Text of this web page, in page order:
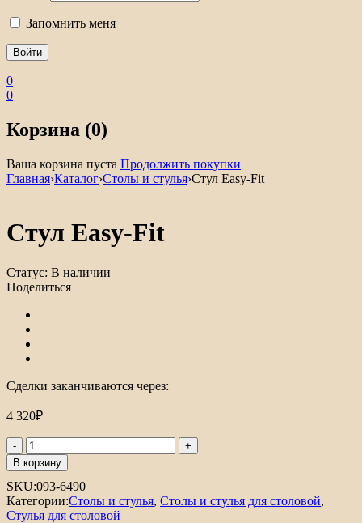
Запомнить меня
0
0
Корзина (0)
Ваша корзина пуста Продолжить покупки
Главная›Каталог›Столы и стулья›Стул Easy-Fit
Стул Easy-Fit
Статус: В наличии
Поделиться
Сделки заканчиваются через:
4 320₽
Количество
товара
Стул
Easy-
Fit
В корзину
SKU:093-6490
Категории:Столы и стулья, Столы и стулья для столовой,
Стулья для столовой